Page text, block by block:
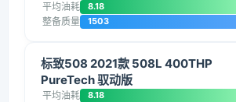
平均油耗 8.18
整备质量 1503
标致508 2021款 508L 400THP
PureTech 驭动版
平均油耗 8.18